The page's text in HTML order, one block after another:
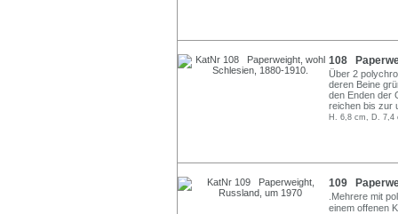
108
Über 2
deren Beine
den Enden der
reichen bis zur
H. 6,8 cm, D. 7,4
109
.Mehrere mit
einem offenen